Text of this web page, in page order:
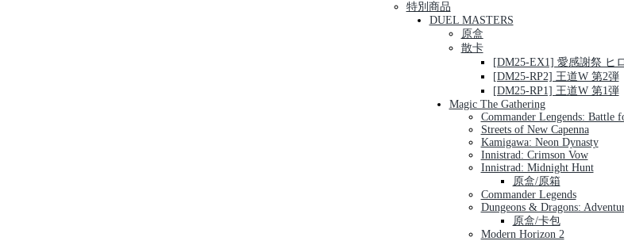
特別商品
DUEL MASTERS
原盒
散卡
[DM25-EX1] 愛感謝祭 ヒ
[DM25-RP2] 王道W 第2弾
[DM25-RP1] 王道W 第1弾
Magic The Gathering
Commander Lengends: Battle
Streets of New Capenna
Kamigawa: Neon Dynasty
Innistrad: Crimson Vow
Innistrad: Midnight Hunt
原盒/原箱
Commander Legends
Dungeons & Dragons:
原盒/卡包
Modern Horizon 2